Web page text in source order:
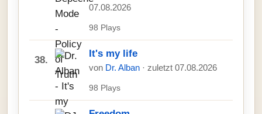
07.08.2026
98 Plays
38.
It's my life
von Dr. Alban · zuletzt 07.08.2026
98 Plays